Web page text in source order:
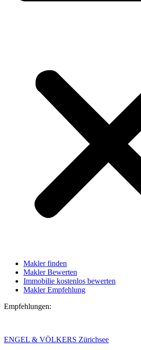
Makler finden
Makler Bewerten
Immobilie kostenlos bewerten
Makler Empfehlung
Empfehlungen:
ENGEL & VÖLKERS Zürichsee